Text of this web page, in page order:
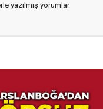
yazılmış yorumlar